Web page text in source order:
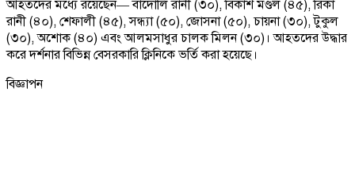
আহতদের মধ্যে রয়েছেন— বাদোলি রানী (৩০), বিকাশ মণ্ডল (৪৫), রিকা
রানী (৪০), শেফালী (৪৫), সন্ধ্যা (৫০), জোসনা (৫০), চায়না (৩০), টুকুল
(৩০), অশোক (৪০) এবং আলমসাধুর চালক মিলন (৩০)। আহতদের উদ্ধার
করে দর্শনার বিভিন্ন বেসরকারি ক্লিনিকে ভর্তি করা হয়েছে।
বিজ্ঞাপন